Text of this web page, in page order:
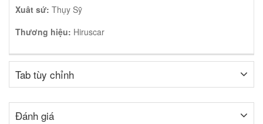
Xuât sứ: Thụy Sỹ
Thương hiệu: Hiruscar
Tab tùy chỉnh
Đánh giá